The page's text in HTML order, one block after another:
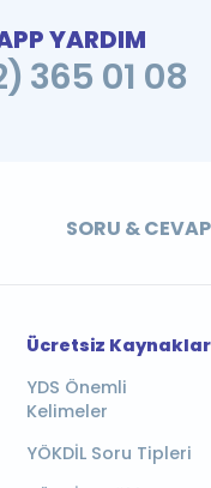
YARDIM
365 01 08
SORU & CEVAP
Ücretsiz Kaynaklar
YDS Önemli
Kelimeler
YÖKDİL Soru Tipleri